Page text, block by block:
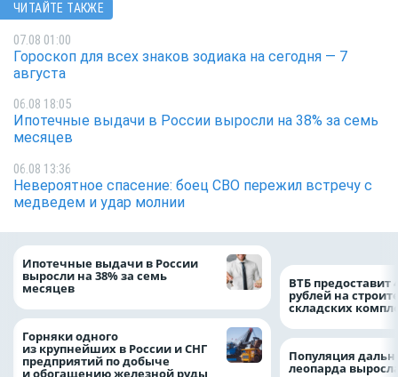
ЧИТАЙТЕ ТАКЖЕ
07.08 01:00
Гороскоп для всех знаков зодиака на сегодня — 7
августа
06.08 18:05
Ипотечные выдачи в России выросли на 38% за семь
месяцев
06.08 13:36
Невероятное спасение: боец СВО пережил встречу с
медведем и удар молнии
Ипотечные выдачи в России
выросли на 38% за семь
месяцев
Горняки одного
из крупнейших в России и СНГ
предприятий по добыче
и обогащению железной руды
ВТБ предоставит
рублей на
складских
Популяция
леопарда